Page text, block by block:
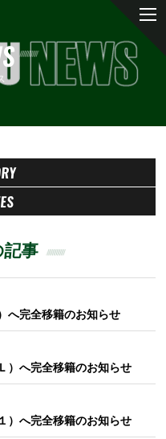
事
へ完全移籍のお知らせ
）へ完全移籍のお知らせ
）へ完全移籍のお知らせ